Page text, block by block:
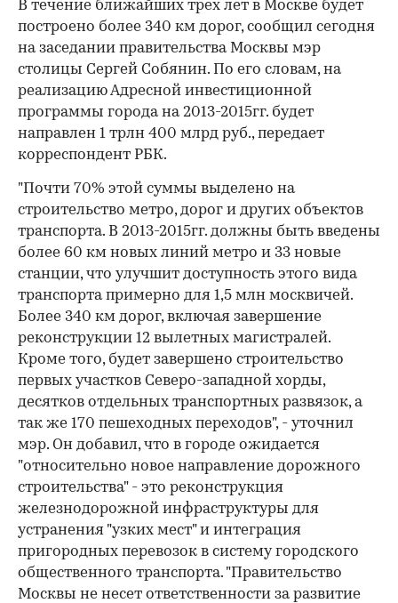
В течение ближайших трех лет в Москве будет
построено более 340 км дорог, сообщил сегодня
на заседании правительства Москвы мэр
столицы Сергей Собянин. По его словам, на
реализацию Адресной инвестиционной
программы города на 2013-2015гг. будет
направлен 1 трлн 400 млрд руб., передает
корреспондент РБК.
"Почти 70% этой суммы выделено на
строительство метро, дорог и других объектов
транспорта. В 2013-2015гг. должны быть введены
более 60 км новых линий метро и 33 новые
станции, что улучшит доступность этого вида
транспорта примерно для 1,5 млн москвичей.
Более 340 км дорог, включая завершение
реконструкции 12 вылетных магистралей.
Кроме того, будет завершено строительство
первых участков Северо-западной хорды,
десятков отдельных транспортных развязок, а
так же 170 пешеходных переходов", - уточнил
мэр. Он добавил, что в городе ожидается
"относительно новое направление дорожного
строительства" - это реконструкция
железнодорожной инфраструктуры для
устранения "узких мест" и интеграция
пригородных перевозок в систему городского
общественного транспорта. "Правительство
Москвы не несет ответственности за развитие